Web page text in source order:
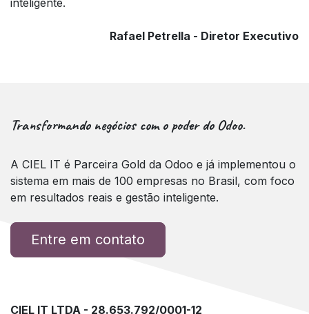
Rafael Petrella - Diretor Executivo
Transformando negócios com o poder do Odoo.
A CIEL IT é Parceira Gold da Odoo e já implementou o
sistema em mais de 100 empresas no Brasil, com foco
em resultados reais e gestão inteligente.
Entre em contato
CIEL IT LTDA - 28.653.792/0001-12